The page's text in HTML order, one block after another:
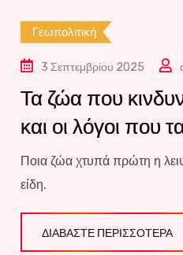
Γεωπολιτική
3 Σεπτεμβρίου 2025
Τα ζώα που
και οι λόγοι που
Ποια ζώα χτυπά πρώτη η
είδη.
ΔΙΑΒΆΣΤΕ ΠΕΡΙΣΣΌΤΕΡΑ